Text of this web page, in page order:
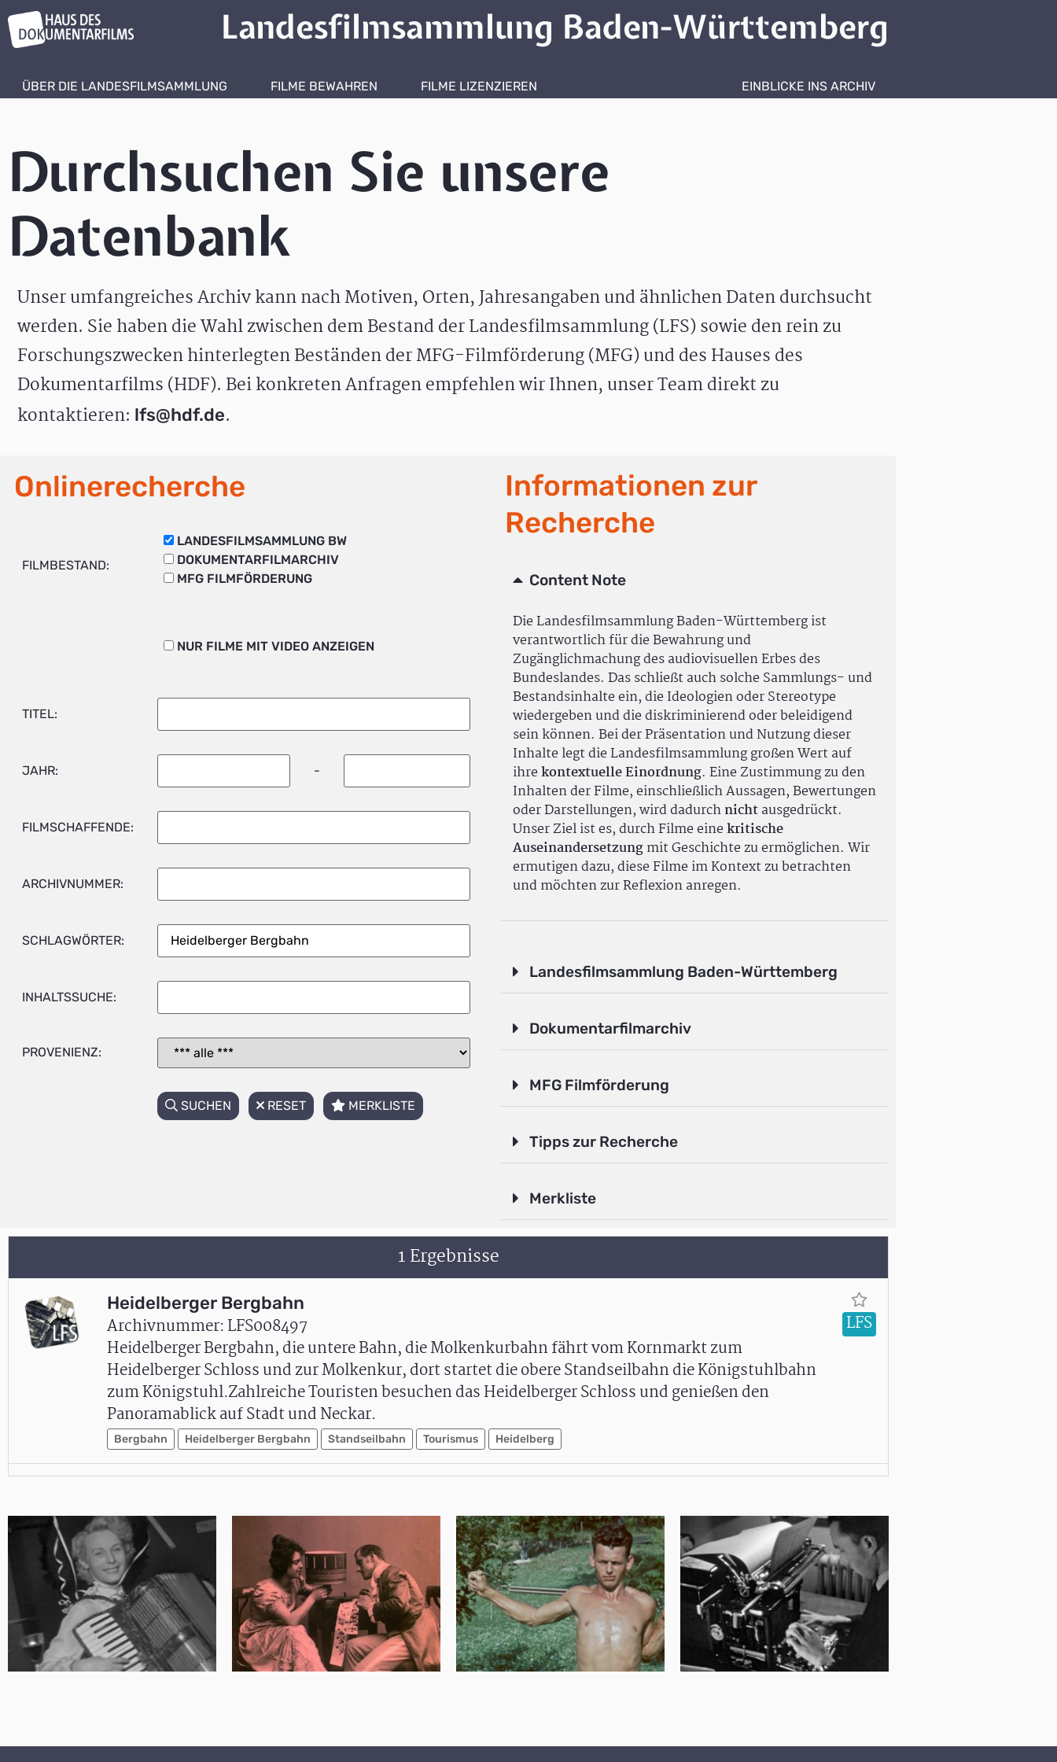
Landesfilmsammlung Baden-Württemberg
ÜBER DIE LANDESFILMSAMMLUNG FILME BEWAHREN FILME LIZENZIEREN EINBLICKE INS ARCHIV
Durchsuchen Sie unsere
Datenbank
Unser umfangreiches Archiv kann nach Motiven, Orten, Jahresangaben und ähnlichen Daten durchsucht
werden. Sie haben die Wahl zwischen dem Bestand der Landesfilmsammlung (LFS) sowie den rein zu
Forschungszwecken hinterlegten Beständen der MFG-Filmförderung (MFG) und des Hauses des
Dokumentarfilms (HDF). Bei konkreten Anfragen empfehlen wir Ihnen, unser Team direkt zu
kontaktieren: lfs@hdf.de.
Onlinerecherche
FILMBESTAND:
LANDESFILMSAMMLUNG BW
DOKUMENTARFILMARCHIV
MFG FILMFÖRDERUNG
NUR FILME MIT VIDEO ANZEIGEN
TITEL:
JAHR: -
FILMSCHAFFENDE:
ARCHIVNUMMER:
SCHLAGWÖRTER:
INHALTSSUCHE:
PROVENIENZ:
SUCHEN RESET MERKLISTE
Informationen zur
Recherche
Content Note
Die Landesfilmsammlung Baden-Württemberg ist
verantwortlich für die Bewahrung und
Zugänglichmachung des audiovisuellen Erbes des
Bundeslandes. Das schließt auch solche Sammlungs- und
Bestandsinhalte ein, die Ideologien oder Stereotype
wiedergeben und die diskriminierend oder beleidigend
sein können. Bei der Präsentation und Nutzung dieser
Inhalte legt die Landesfilmsammlung großen Wert auf
ihrekontextuelle Einordnung. Eine Zustimmung zu den
Inhalten der Filme, einschließlich Aussagen, Bewertungen
oder Darstellungen, wird dadurchnichtausgedrückt.
Unser Ziel ist es, durch Filme einekritische
Auseinandersetzungmit Geschichte zu ermöglichen. Wir
ermutigen dazu, diese Filme im Kontext zu betrachten
und möchten zur Reflexion anregen.
Landesfilmsammlung Baden-Württemberg
Dokumentarfilmarchiv
MFG Filmförderung
Tipps zur Recherche
Merkliste
1 Ergebnisse
Heidelberger Bergbahn
Archivnummer: LFS008497
Heidelberger Bergbahn, die untere Bahn, die Molkenkurbahn fährt vom Kornmarkt zum
Heidelberger Schloss und zur Molkenkur, dort startet die obere Standseilbahn die Königstuhlbahn
zum Königstuhl.Zahlreiche Touristen besuchen das Heidelberger Schloss und genießen den
Panoramablick auf Stadt und Neckar.
Bergbahn Heidelberger Bergbahn Standseilbahn Tourismus Heidelberg
LFS